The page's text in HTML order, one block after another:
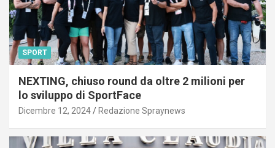
SPORT
NEXTING, chiuso round da oltre 2 milioni per
lo sviluppo di SportFace
Dicembre 12, 2024 Redazione Spraynews